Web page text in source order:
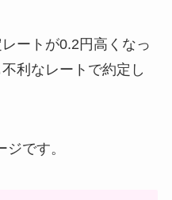
ートが0.2円高くなっ
利なレートで約定し
です。